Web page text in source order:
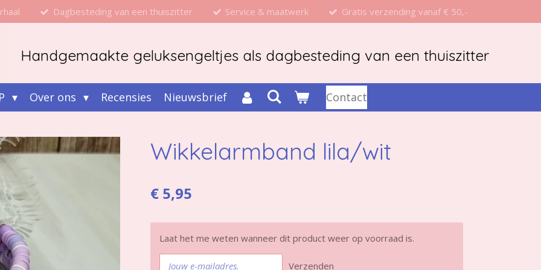
Dagbesteding van een thuiszitter Service & maatwerk Gratis verzending vanaf € 50,-
Handgemaakte geluksengeltjes als dagbesteding van een thuiszitter
Over ons Recensies Nieuwsbrief Contact
Wikkelarmband lila/wit
€ 5,95
Laat het me weten wanneer dit product weer op voorraad is.
Verzenden